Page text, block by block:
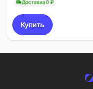
Доставка 0 ₽
Купить